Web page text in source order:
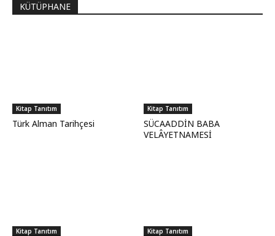
KÜTÜPHANE
Kitap Tanıtım
Türk Alman Tarihçesi
Kitap Tanıtım
SÜCAADDİN BABA
VELÂYETNAMESİ
Kitap Tanıtım Kitap Tanıtım